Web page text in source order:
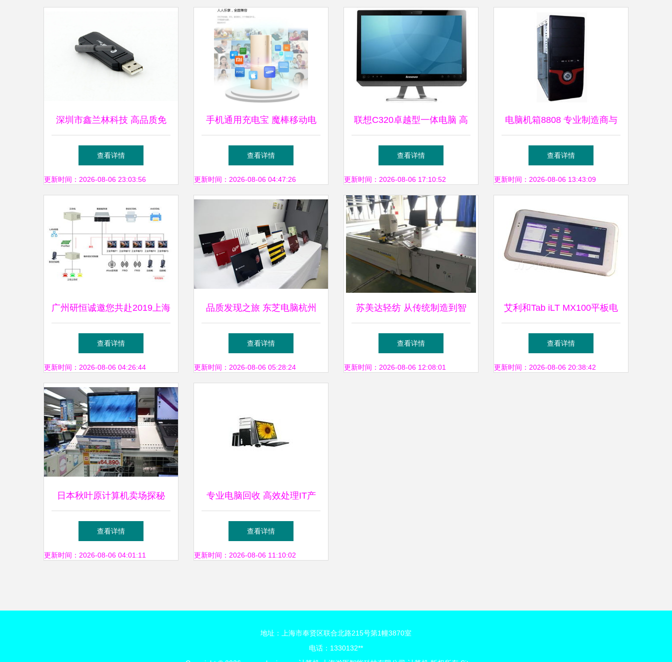
深圳市鑫兰林科技 高品质免
驱蓝牙适配器及电脑周边产品
解析
查看详情
更新时间：2026-08-06 23:03:56
手机通用充电宝 魔棒移动电
源10400毫安产品解析
查看详情
更新时间：2026-08-06 04:47:26
联想C320卓越型一体电脑 高
效与简约的完美融合
查看详情
更新时间：2026-08-06 17:10:52
电脑机箱8808 专业制造商与
供应商的深度解析
查看详情
更新时间：2026-08-06 13:43:09
广州研恒诚邀您共赴2019上海
智能工厂展，探索计算机科技
驱动下的智造未来
查看详情
更新时间：2026-08-06 04:26:44
品质发现之旅 东芝电脑杭州
工厂探秘——卓越背后的软件
与辅助设备
查看详情
更新时间：2026-08-06 05:28:24
苏美达轻纺 从传统制造到智
能制造的华丽转身
查看详情
更新时间：2026-08-06 12:08:01
艾利和Tab iLT MX100平板电
脑 产品图赏与软硬件生态全
解析
查看详情
更新时间：2026-08-06 20:38:42
日本秋叶原计算机卖场探秘
赛博朋克的现实入口与极致夸
张的消费奇观
查看详情
更新时间：2026-08-06 04:01:11
专业电脑回收 高效处理IT产
品、服务器与网络设备
查看详情
更新时间：2026-08-06 11:10:02
地址：上海市奉贤区联合北路215号第1幢3870室
电话：1330132**